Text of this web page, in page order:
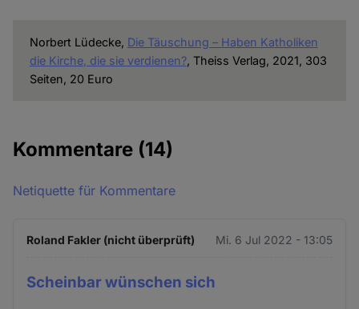
Norbert Lüdecke, Die Täuschung – Haben Katholiken
die Kirche, die sie verdienen?, Theiss Verlag, 2021, 303
Seiten, 20 Euro
Kommentare (14)
Netiquette für Kommentare
Roland Fakler (nicht überprüft) Mi. 6 Jul 2022 - 13:05
Scheinbar wünschen sich